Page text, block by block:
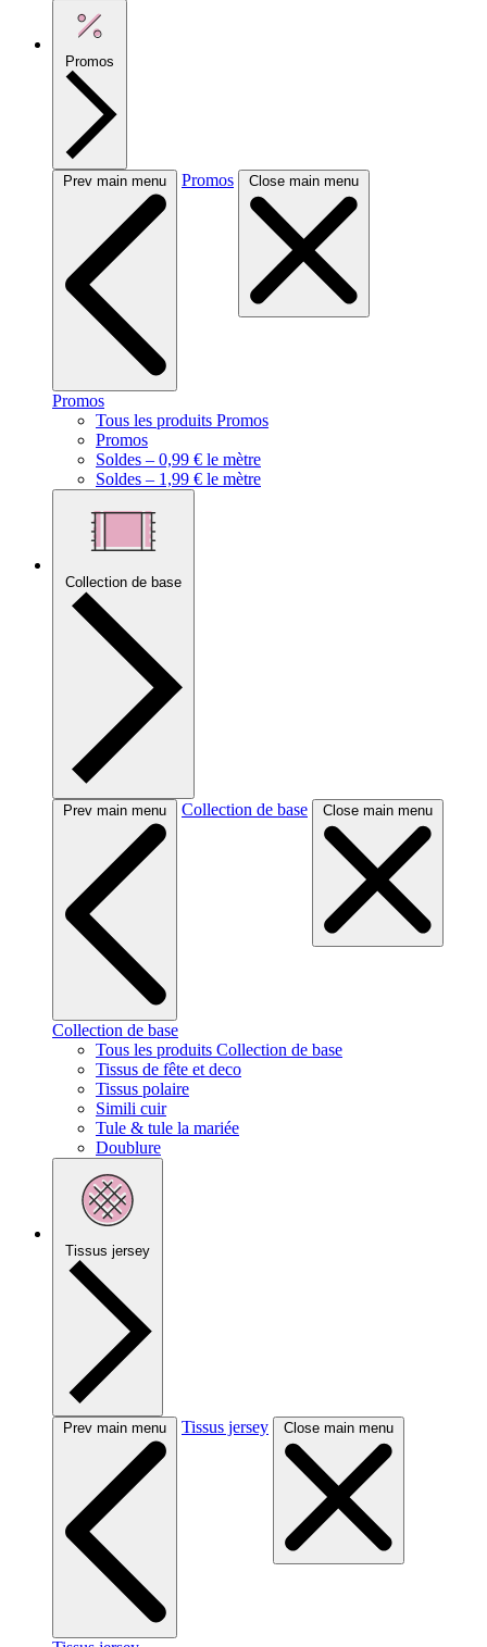
Promos
Prev main menu Promos Close main menu
Promos
Tous les produits Promos
Promos
Soldes – 0,99 € le mètre
Soldes – 1,99 € le mètre
Collection de base
Prev main menu Collection de base Close main menu
Collection de base
Tous les produits Collection de base
Tissus de fête et deco
Tissus polaire
Simili cuir
Tule & tule la mariée
Doublure
Tissus jersey
Prev main menu Tissus jersey Close main menu